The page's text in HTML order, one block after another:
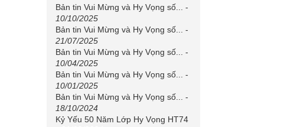
Bản tin Vui Mừng và Hy Vọng số...
-
10/10/2025
Bản tin Vui Mừng và Hy Vọng số...
-
21/07/2025
Bản tin Vui Mừng và Hy Vọng số...
-
10/04/2025
Bản tin Vui Mừng và Hy Vọng số...
-
10/01/2025
Bản tin Vui Mừng và Hy Vọng số...
-
18/10/2024
Kỷ Yếu 50 Năm Lớp Hy Vọng HT74